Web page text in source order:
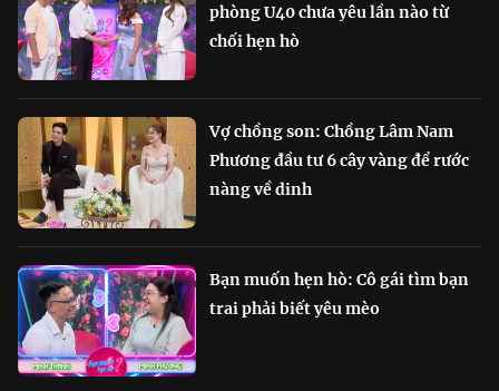
phòng U40 chưa yêu lần nào từ
chối hẹn hò
Vợ chồng son: Chồng Lâm Nam
Phương đầu tư 6 cây vàng để rước
nàng về dinh
Bạn muốn hẹn hò: Cô gái tìm bạn
trai phải biết yêu mèo